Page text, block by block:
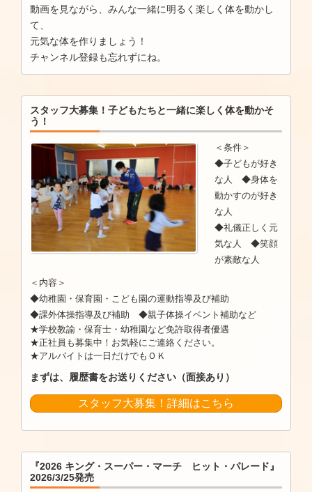
動画を見ながら、みんな一緒に明るく楽しく体を動かし
て、
元気な体を作りましょう！
チャンネル登録も忘れずにね。
スタッフ大募集！子どもたちと一緒に楽しく体を動かそ
う！
＜条件＞
◆子どもが好き
な人 ◆身体を
動かすのが好き
な人
◆礼儀正しく元
気な人 ◆笑顔
が素敵な人
＜内容＞
◆幼稚園・保育園・こども園の運動指導及び補助
◆課外体操指導及び補助 ◆親子体操イベント補助など
★学校教諭・保育士・幼稚園など免許取得者優遇
★正社員も募集中！お気軽にご連絡ください。
★アルバイトは一日だけでもＯＫ
まずは、履歴書をお送りください（面接あり）
スタッフ大募集！詳細はこちら
『2026 キング・スーパー・マーチ ヒット・パレード』
2026/3/25発売